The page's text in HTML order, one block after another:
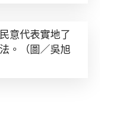
意代表實地了
。（圖／吳旭